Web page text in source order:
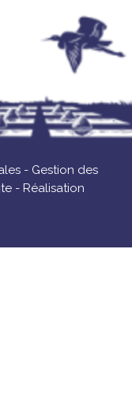
- Gestion des
- Réalisation